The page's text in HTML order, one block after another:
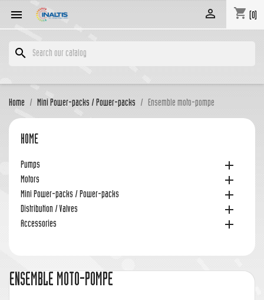
 shopping_cart (0)

search
Home Mini Power-packs / Power-packs Ensemble moto-pompe
HOME
Pumps 
Motors 
Mini Power-packs / Power-packs 
Distribution / Valves 
Accessories 
ENSEMBLE MOTO-POMPE